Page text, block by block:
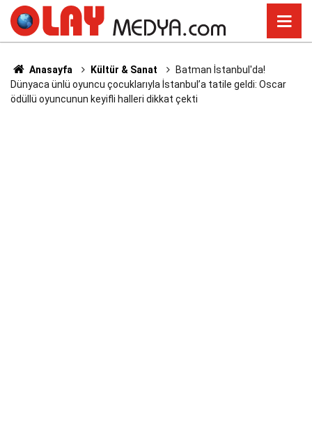
Anasayfa Kültür & Sanat
Batman İstanbul'da!
Dünyaca ünlü oyuncu çocuklarıyla İstanbul’a tatile geldi: Oscar
ödüllü oyuncunun keyifli halleri dikkat çekti